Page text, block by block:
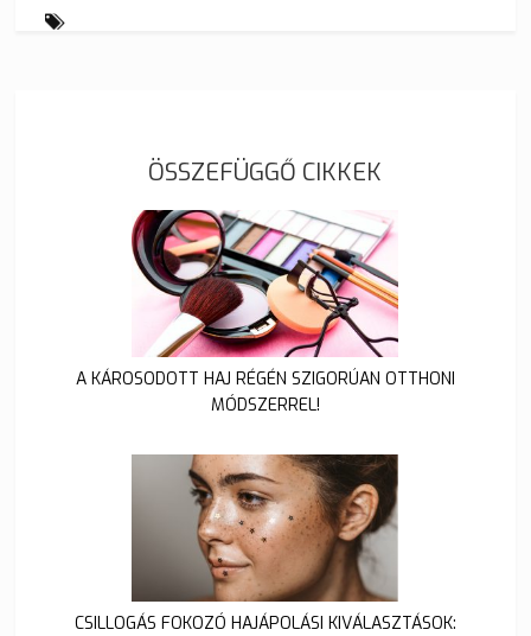
ÖSSZEFÜGGŐ CIKKEK
A KÁROSODOTT HAJ RÉGÉN SZIGORÚAN OTTHONI
MÓDSZERREL!
CSILLOGÁS FOKOZÓ HAJÁPOLÁSI KIVÁLASZTÁSOK: